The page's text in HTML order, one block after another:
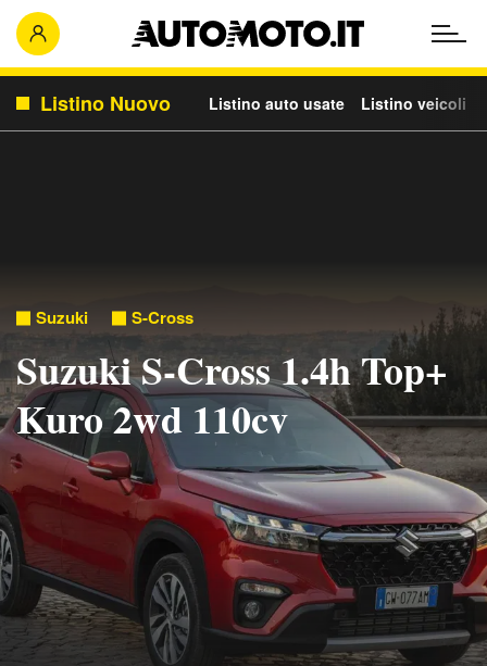
Listino Nuovo Listino auto usate Listino veicoli
Suzuki S-Cross
Suzuki S-Cross 1.4h Top+
Kuro 2wd 110cv